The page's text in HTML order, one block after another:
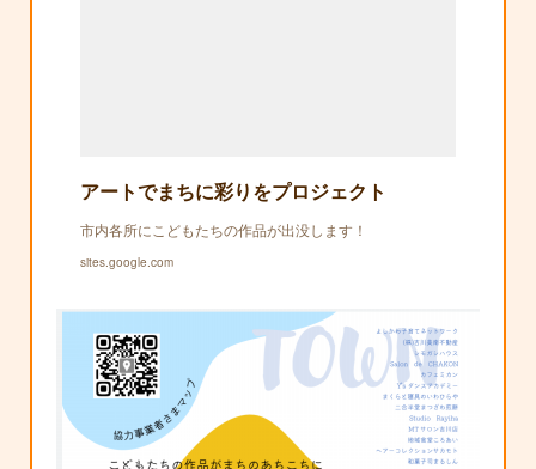
アートでまちに彩りをプロジェクト
市内各所にこどもたちの作品が出没します！
sites.google.com